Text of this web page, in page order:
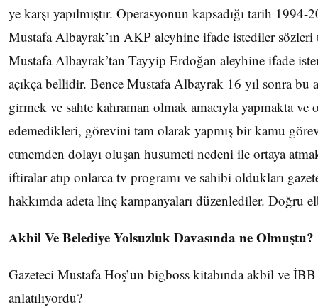
ye karşı yapılmıştır. Operasyonun kapsadığı tarih
Mustafa Albayrak’ın AKP aleyhine ifade istediler sözleri
Mustafa Albayrak’tan Tayyip Erdoğan aleyhine ifade
açıkça bellidir. Bence Mustafa Albayrak 16 yıl sonra bu
girmek ve sahte kahraman olmak amacıyla yapmakta
edemedikleri, görevini tam olarak yapmış bir kamu
etmemden dolayı oluşan husumeti nedeni ile ortaya
iftiralar atıp onlarca tv programı ve sahibi oldukları
hakkımda adeta linç kampanyaları düzenlediler. Doğru
Akbil Ve Belediye Yolsuzluk Davasında ne Olmuştu?
Gazeteci Mustafa Hoş’un bigboss kitabında akbil ve
anlatılıyordu?